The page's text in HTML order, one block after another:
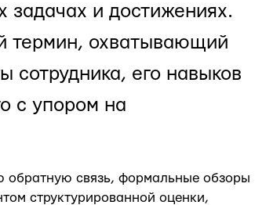
задачах и достижениях.
термин, охватывающий
его навыков
с упором на
обратную связь, формальные обзоры
структурированной оценки,